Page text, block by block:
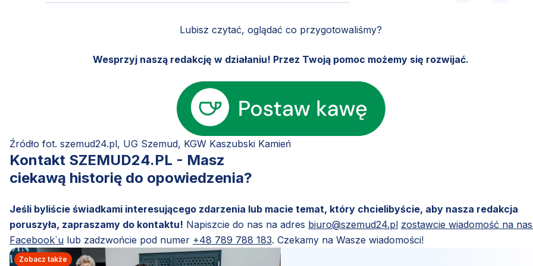
Lubisz czytać, oglądać co przygotowaliśmy?
Wesprzyj naszą redakcję w działaniu! Przez Twoją pomoc możemy się rozwijać.
Źródło fot. szemud24.pl, UG Szemud, KGW Kaszubski Kamień
Kontakt SZEMUD24.PL - Masz
ciekawą historię do opowiedzenia?
Jeśli byliście świadkami interesującego zdarzenia lub macie temat, który chcielibyście, aby nasza redakcja
poruszyła, zapraszamy do kontaktu! Napiszcie do nas na adres biuro@szemud24.pl zostawcie wiadomość na
Facebook`u lub zadzwońcie pod numer +48 789 788 183. Czekamy na Wasze wiadomości!
Zobacz także